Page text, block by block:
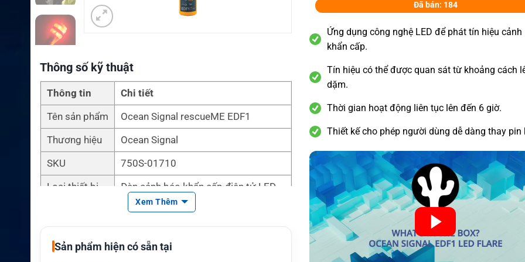
Thông số kỹ thuật
Thông tin
Chi tiết
Tên sản phẩm
Ocean Signal rescueME EDF1
Thương hiệu
Ocean Signal
SKU
750S-01710
Loại thiết bị
Đèn cảnh báo khẩn cấp điện tử LED
Lên đến 7 dặm
Trên 6 giờ
Xem Thêm
Sản phẩm hiện có sẵn tại
Đã bán: 184
Ứng dụng công nghệ LED để phát tín hiệu cảnh
khẩn cấp.
Tín hiệu có thể được quan sát từ khoảng cách
dặm.
Thời gian hoạt động liên tục lên đến 6 giờ.
Thiết kế cho phép người dùng dễ dàng thay pin